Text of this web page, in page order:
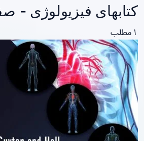
کتابهای فیزیولوژی -
۱ مطلب